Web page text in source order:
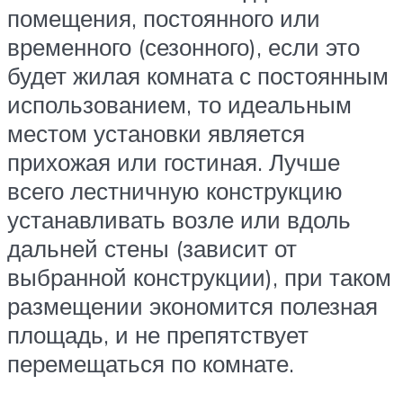
помещения, постоянного или
временного (сезонного), если это
будет жилая комната с постоянным
использованием, то идеальным
местом установки является
прихожая или гостиная. Лучше
всего лестничную конструкцию
устанавливать возле или вдоль
дальней стены (зависит от
выбранной конструкции), при таком
размещении экономится полезная
площадь, и не препятствует
перемещаться по комнате.